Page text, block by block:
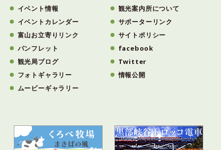
イベント情報
イベントカレンダー
富山お立寄りリンク
パンフレット
観光局ブログ
フォトギャラリー
ムービーギャラリー
観光案内所について
サポーターリンク
サイトポリシー
facebook
Twitter
情報公開